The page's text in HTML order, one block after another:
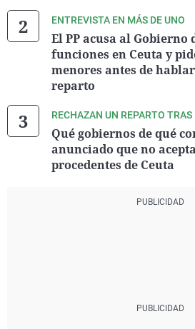
ENTREVISTA EN MÁS DE UNO
El PP acusa al Gobierno
funciones en Ceuta y
menores antes de
reparto
RECHAZAN UN REPARTO
Qué gobiernos de qué
anunciado que no
procedentes de Ceuta